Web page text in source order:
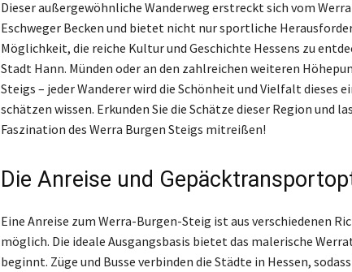
Dieser außergewöhnliche Wanderweg erstreckt sich vom
Eschweger Becken und bietet nicht nur sportliche
Möglichkeit, die reiche Kultur und Geschichte Hessens zu
Stadt Hann. Münden oder an den zahlreichen weiteren
Steigs – jeder Wanderer wird die Schönheit und Vielfalt dieses
schätzen wissen. Erkunden Sie die Schätze dieser Region und
Faszination des Werra Burgen Steigs mitreißen!
Die Anreise und
Eine Anreise zum Werra-Burgen-Steig ist aus verschiedenen
möglich. Die ideale Ausgangsbasis bietet das malerische
beginnt. Züge und Busse verbinden die Städte in Hessen,